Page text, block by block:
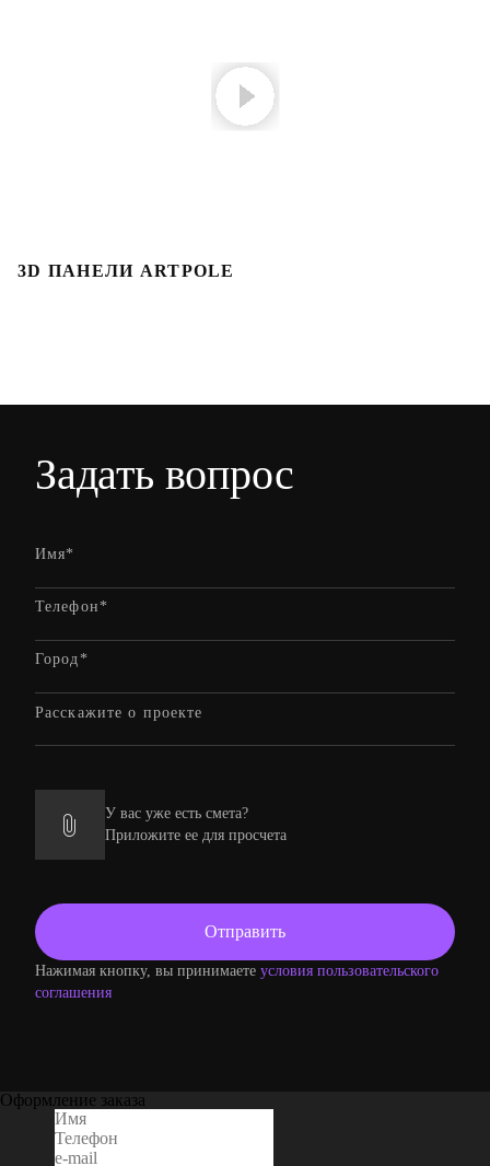
3D ПАНЕЛИ ARTPOLE
Задать вопрос
У вас уже есть смета?
Приложите ее для просчета
Нажимая кнопку, вы принимаете условия пользовательского
соглашения
Оформление заказа